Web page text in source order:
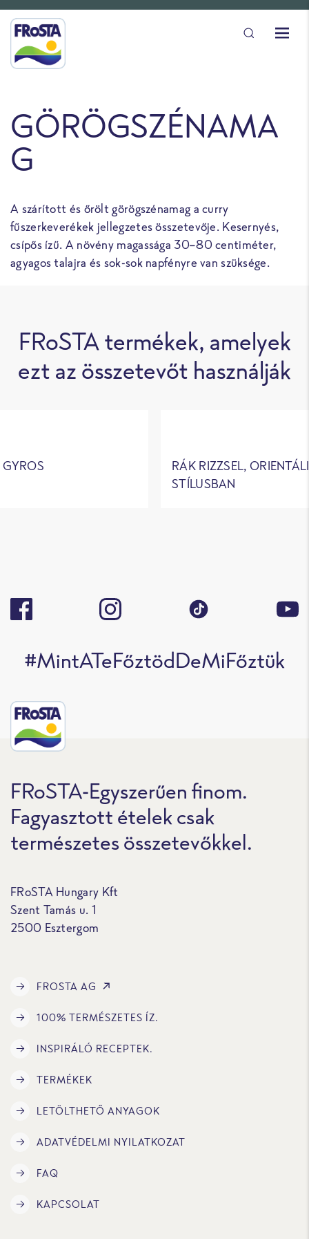
GÖRÖGSZÉNAMA
G
A szárított és őrölt görögszénamag a curry
fűszerkeverékek jellegzetes összetevője. Kesernyés,
csípős ízű. A növény magassága 30–80 centiméter,
agyagos talajra és sok-sok napfényre van szüksége.
FRoSTA termékek, amelyek
ezt az összetevőt használják
GYROS
RÁK RIZZSEL,
STÍLUSBAN
#MintATeFőztödDeMiFőztük
FRoSTA-Egyszerűen finom.
Fagyasztott ételek csak
természetes összetevőkkel.
FRoSTA Hungary Kft
Szent Tamás u. 1
2500 Esztergom
FROSTA AG
100% TERMÉSZETES ÍZ.
INSPIRÁLÓ RECEPTEK.
TERMÉKEK
LETÖLTHETŐ ANYAGOK
ADATVÉDELMI NYILATKOZAT
FAQ
KAPCSOLAT